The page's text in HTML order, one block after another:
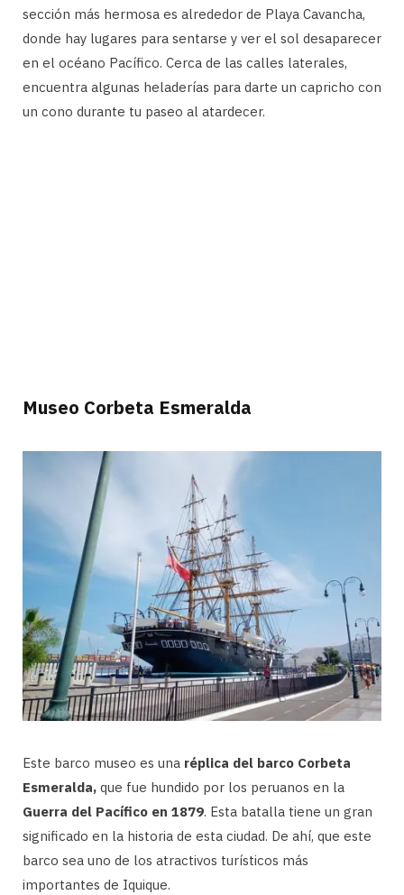
sección más hermosa es alrededor de Playa Cavancha,
donde hay lugares para sentarse y ver el sol desaparecer
en el océano Pacífico. Cerca de las calles laterales,
encuentra algunas heladerías para darte un capricho con
un cono durante tu paseo al atardecer.
Museo Corbeta Esmeralda
Este barco museo es una réplica del barco Corbeta
Esmeralda, que fue hundido por los peruanos en la
Guerra del Pacífico en 1879. Esta batalla tiene un gran
significado en la historia de esta ciudad. De ahí, que este
barco sea uno de los atractivos turísticos más
importantes de Iquique.